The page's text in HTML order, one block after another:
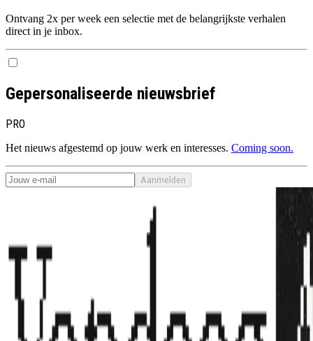
Ontvang 2x per week een selectie met de belangrijkste verhalen
direct in je inbox.
Gepersonaliseerde nieuwsbrief
PRO
Het nieuws afgestemd op jouw werk en interesses. Coming soon.
Aanmelden